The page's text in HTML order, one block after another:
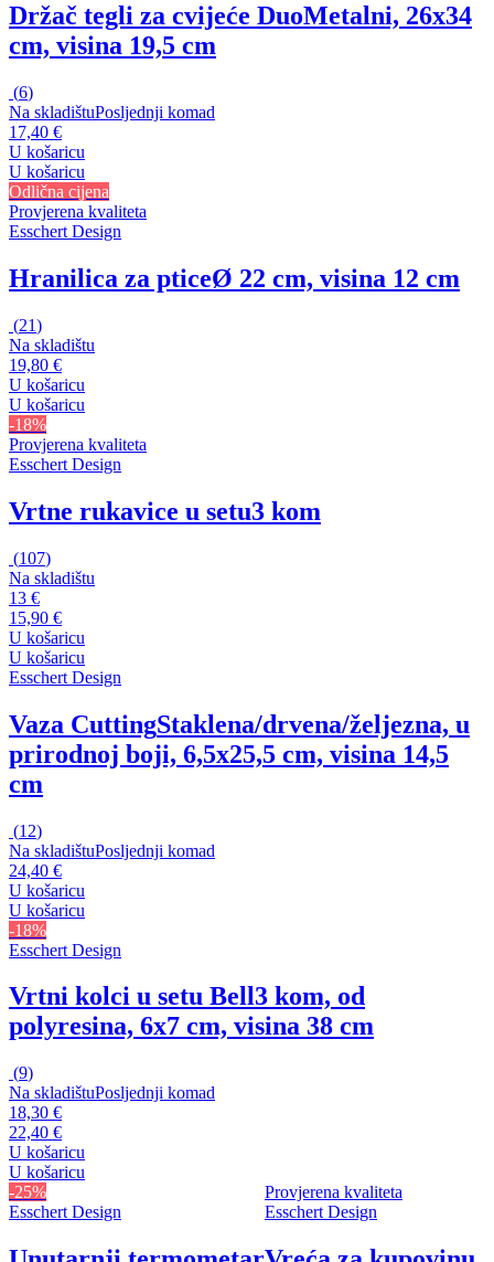
Držač tegli za cvijeće DuoMetalni, 26x34
cm, visina 19,5 cm
(6)
Na skladištuPosljednji komad
17,40 €
U košaricu
U košaricu
Odlična cijena
Provjerena kvaliteta
Esschert Design
Hranilica za pticeØ 22 cm, visina 12 cm
(21)
Na skladištu
19,80 €
U košaricu
U košaricu
-18%
Provjerena kvaliteta
Esschert Design
Vrtne rukavice u setu3 kom
(107)
Na skladištu
13 €
15,90 €
U košaricu
U košaricu
Esschert Design
Vaza CuttingStaklena/drvena/željezna, u
prirodnoj boji, 6,5x25,5 cm, visina 14,5
cm
(12)
Na skladištuPosljednji komad
24,40 €
U košaricu
U košaricu
-18%
Esschert Design
Vrtni kolci u setu Bell3 kom, od
polyresina, 6x7 cm, visina 38 cm
(9)
Na skladištuPosljednji komad
18,30 €
22,40 €
U košaricu
U košaricu
-25%
Esschert Design
Provjerena kvaliteta
Esschert Design